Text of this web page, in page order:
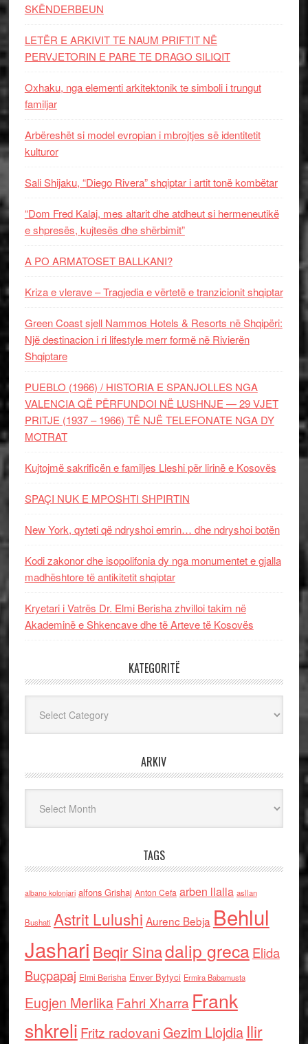
SKËNDERBEUN
LETËR E ARKIVIT TE NAUM PRIFTIT NË
PERVJETORIN E PARE TE DRAGO SILIQIT
Oxhaku, nga elementi arkitektonik te simboli i trungut
familjar
Arbëreshët si model evropian i mbrojtjes së identitetit
kulturor
Sali Shijaku, “Diego Rivera” shqiptar i artit tonë kombëtar
“Dom Fred Kalaj, mes altarit dhe atdheut si hermeneutikë
e shpresës, kujtesës dhe shërbimit”
A PO ARMATOSET BALLKANI?
Kriza e vlerave – Tragjedia e vërtetë e tranzicionit shqiptar
Green Coast sjell Nammos Hotels & Resorts në Shqipëri:
Një destinacion i ri lifestyle merr formë në Rivierën
Shqiptare
PUEBLO (1966) / HISTORIA E SPANJOLLES NGA
VALENCIA QË PËRFUNDOI NË LUSHNJE — 29 VJET
PRITJE (1937 – 1966) TË NJË TELEFONATE NGA DY
MOTRAT
Kujtojmë sakrificën e familjes Lleshi për lirinë e Kosovës
SPAÇI NUK E MPOSHTI SHPIRTIN
New York, qyteti që ndryshoi emrin… dhe ndryshoi botën
Kodi zakonor dhe isopolifonia dy nga monumentet e gjalla
madhështore të antikitetit shqiptar
Kryetari i Vatrës Dr. Elmi Berisha zhvilloi takim në
Akademinë e Shkencave dhe të Arteve të Kosovës
KATEGORITË
ARKIV
TAGS
albano kolonjari alfons Grishaj Anton Cefa arben llalla asllan
Bushati Astrit Lulushi Aurenc Bebja Behlul
Jashari Beqir Sinadalip grecaElida
Buçpapaj Elmi Berisha Enver Bytyci Ermira Babamusta
Eugjen MerlikaFahri Xharra Frank
shkreli Fritz radovaniGezim Llojdia Ilir